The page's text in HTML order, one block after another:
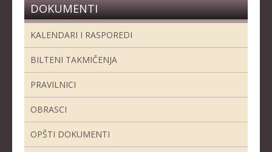
DOKUMENTI
KALENDARI I RASPOREDI
BILTENI TAKMIČENJA
PRAVILNICI
OBRASCI
OPŠTI DOKUMENTI